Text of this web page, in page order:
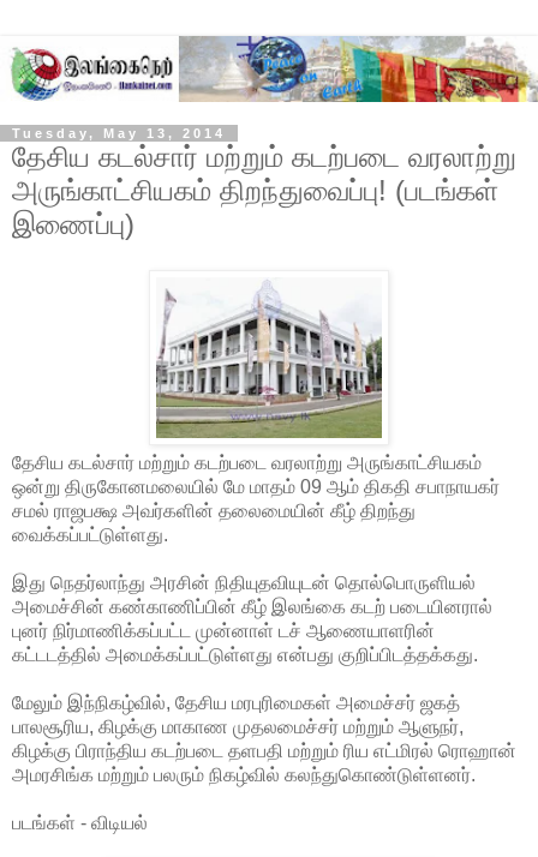
Tuesday, May 13, 2014
தேசிய கடல்சார் மற்றும் கடற்படை வரலாற்று
அருங்காட்சியகம் திறந்துவைப்பு! (படங்கள்
இணைப்பு)
தேசிய கடல்சார் மற்றும் கடற்படை வரலாற்று அருங்காட்சியகம்
ஒன்று திருகோனமலையில் மே மாதம் 09 ஆம் திகதி சபாநாயகர்
சமல் ராஜபக்ஷ அவர்களின் தலைமையின் கீழ் திறந்து
வைக்கப்பட்டுள்ளது.
இது நெதர்லாந்து அரசின் நிதியுதவியுடன் தொல்பொருளியல்
அமைச்சின் கண்காணிப்பின் கீழ் இலங்கை கடற் படையினரால்
புனர் நிர்மாணிக்கப்பட்ட முன்னாள் டச் ஆணையாளரின்
கட்டடத்தில் அமைக்கப்பட்டுள்ளது என்பது குறிப்பிடத்தக்கது.
மேலும் இந்நிகழ்வில், தேசிய மரபுரிமைகள் அமைச்சர் ஜகத்
பாலசூரிய, கிழக்கு மாகாண முதலமைச்சர் மற்றும் ஆளுநர்,
கிழக்கு பிராந்திய கடற்படை தளபதி மற்றும் ரிய எட்மிரல் ரொஹான்
அமரசிங்க மற்றும் பலரும் நிகழ்வில் கலந்துகொண்டுள்ளனர்.
படங்கள் - விடியல்